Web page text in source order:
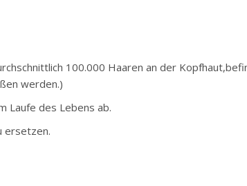
100.000 Haaren an der
werden.)
Laufe des Lebens ab.
ersetzen.